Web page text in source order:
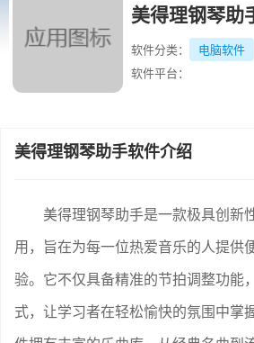
美得理钢琴助
软件分类：
电脑软件
软件平台：
美得理钢琴助手软件介绍
美得理钢琴助手是一款极具创新
用，旨在为每一位热爱音乐的人提供
验。它不仅具备精准的节拍调整功能
式，让学习者在轻松愉快的氛围中掌